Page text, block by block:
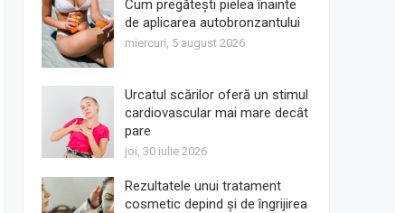
Cum pregătești pielea înainte
de aplicarea autobronzantului
miercuri, 5 august 2026
Urcatul scărilor oferă un stimul
cardiovascular mai mare decât
pare
joi, 30 iulie 2026
Rezultatele unui tratament
cosmetic depind și de îngrijirea